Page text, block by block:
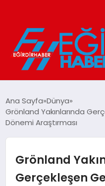
EĞITIM
Ana Sayfa Dünya
Grönland Yakınlarında
Dönemi Araştırması
Grönland
Gerçekleşen